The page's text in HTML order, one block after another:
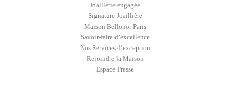
Joaillerie engagée
Signature Joaillière
Maison Bellonor Paris
Savoir-faire d’excellence
Nos Services d’exception
Rejoindre la Maison
Espace Presse